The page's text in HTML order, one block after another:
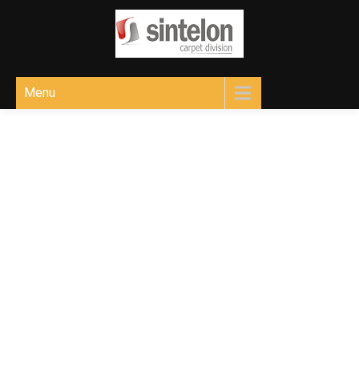
Sintelon
Menu